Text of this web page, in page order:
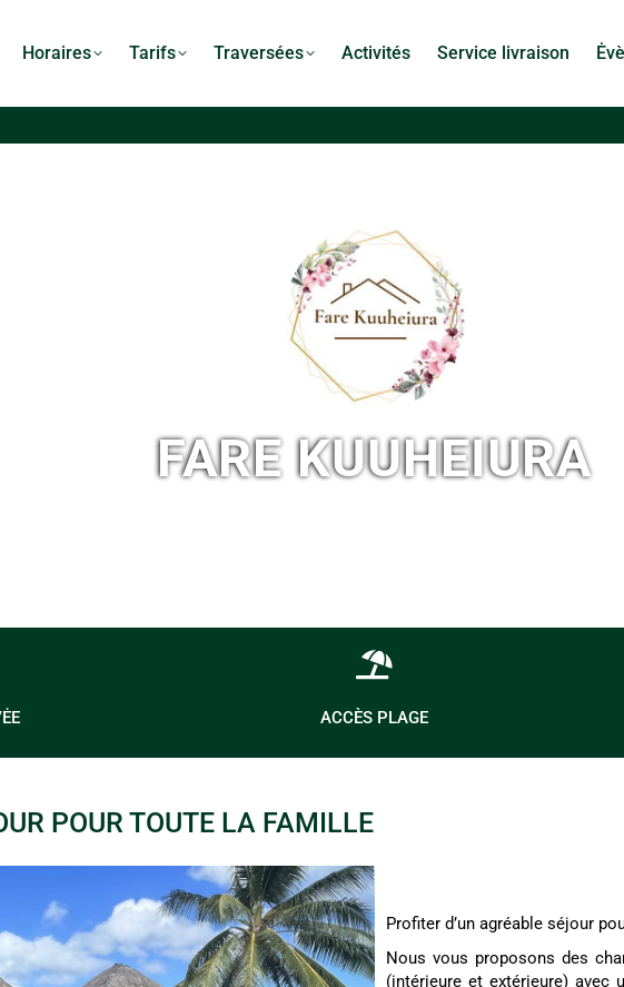
Horaires Tarifs Traversées Activités Service livraison
FARE KUUHEIURA
ACCÈS PLAGE
POUR TOUTE LA FAMILLE
Profiter d’un agréable séjour
Nous vous proposons des
(intérieure et extérieure) avec